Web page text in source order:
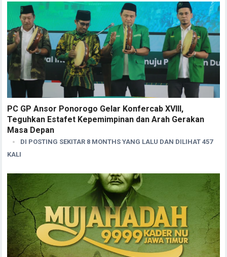
PC GP Ansor Ponorogo Gelar Konfercab XVIII,
Teguhkan Estafet Kepemimpinan dan Arah Gerakan
Masa Depan
DI POSTING SEKITAR 8 MONTHS YANG LALU DAN DILIHAT 457
KALI